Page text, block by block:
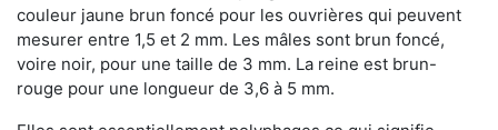
couleur jaune brun foncé pour les ouvrières qui peuvent
mesurer entre 1,5 et 2 mm. Les mâles sont brun foncé,
voire noir, pour une taille de 3 mm. La reine est brun-
rouge pour une longueur de 3,6 à 5 mm.